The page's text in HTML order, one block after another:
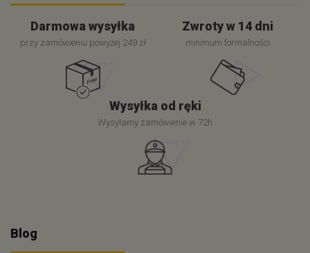
Darmowa wysyłka
przy zamówieniu powyżej 249 zł
Zwroty w 14 dni
minimum formalności
Wysyłka od ręki
Wysyłamy zamówienie w 72h
Blog